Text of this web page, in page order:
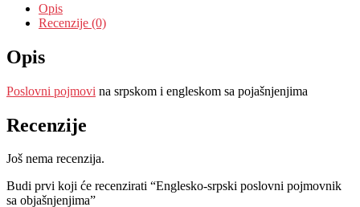
Opis
Recenzije (0)
Opis
Poslovni pojmovi na srpskom i engleskom sa pojašnjenjima
Recenzije
Još nema recenzija.
Budi prvi koji će recenzirati “Englesko-srpski poslovni pojmovnik
sa objašnjenjima”